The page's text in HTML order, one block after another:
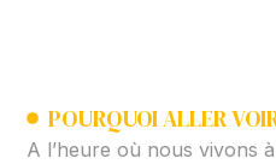
POURQUOI ALLER
A l’heure où nous vivons